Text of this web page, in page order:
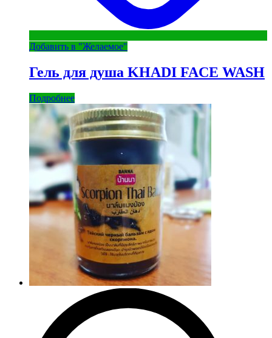
Добавить в "Желаемое"
Гель для душа KHADI FACE WASH
Подробнее